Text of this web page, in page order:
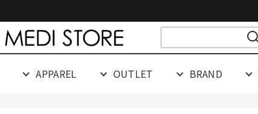
APPAREL OUTLET BRAND